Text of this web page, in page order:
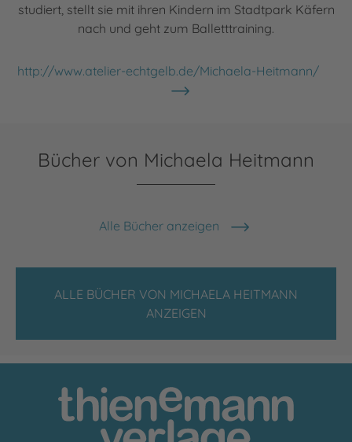
studiert, stellt sie mit ihren Kindern im Stadtpark Käfern
nach und geht zum Balletttraining.
http://www.atelier-echtgelb.de/Michaela-Heitmann/
Bücher von Michaela Heitmann
Alle Bücher anzeigen
ALLE BÜCHER VON MICHAELA HEITMANN
ANZEIGEN